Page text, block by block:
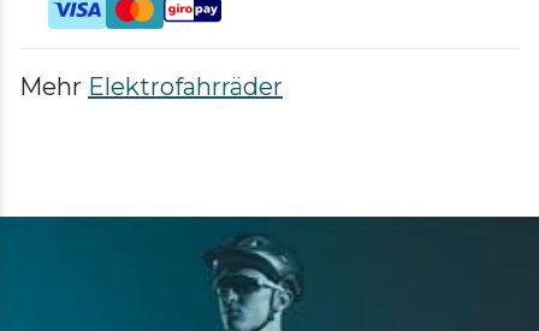
Mehr Elektrofahrräder